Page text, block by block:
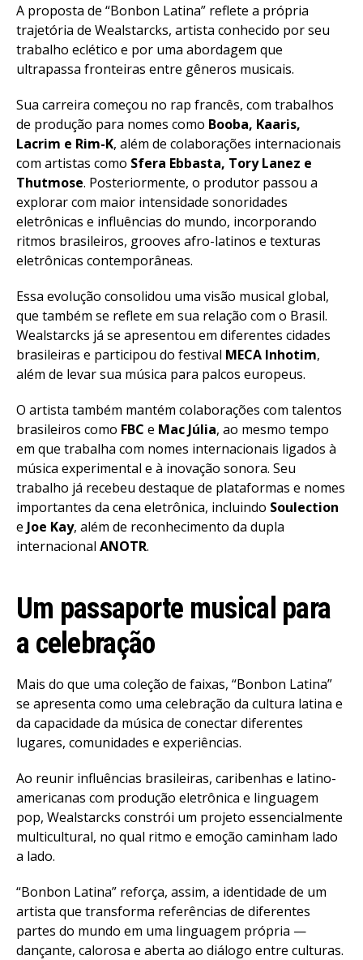
A proposta de “Bonbon Latina” reflete a própria
trajetória de Wealstarcks, artista conhecido por seu
trabalho eclético e por uma abordagem que
ultrapassa fronteiras entre gêneros musicais.
Sua carreira começou no rap francês, com trabalhos
de produção para nomes como Booba, Kaaris,
Lacrim e Rim-K, além de colaborações internacionais
com artistas como Sfera Ebbasta, Tory Lanez e
Thutmose. Posteriormente, o produtor passou a
explorar com maior intensidade sonoridades
eletrônicas e influências do mundo, incorporando
ritmos brasileiros, grooves afro-latinos e texturas
eletrônicas contemporâneas.
Essa evolução consolidou uma visão musical global,
que também se reflete em sua relação com o Brasil.
Wealstarcks já se apresentou em diferentes cidades
brasileiras e participou do festival MECA Inhotim,
além de levar sua música para palcos europeus.
O artista também mantém colaborações com talentos
brasileiros como FBC e Mac Júlia, ao mesmo tempo
em que trabalha com nomes internacionais ligados à
música experimental e à inovação sonora. Seu
trabalho já recebeu destaque de plataformas e nomes
importantes da cena eletrônica, incluindo Soulection
e Joe Kay, além de reconhecimento da dupla
internacional ANOTR.
Um passaporte musical para
a celebração
Mais do que uma coleção de faixas, “Bonbon Latina”
se apresenta como uma celebração da cultura latina e
da capacidade da música de conectar diferentes
lugares, comunidades e experiências.
Ao reunir influências brasileiras, caribenhas e latino-
americanas com produção eletrônica e linguagem
pop, Wealstarcks constrói um projeto essencialmente
multicultural, no qual ritmo e emoção caminham lado
a lado.
“Bonbon Latina” reforça, assim, a identidade de um
artista que transforma referências de diferentes
partes do mundo em uma linguagem própria —
dançante, calorosa e aberta ao diálogo entre culturas.